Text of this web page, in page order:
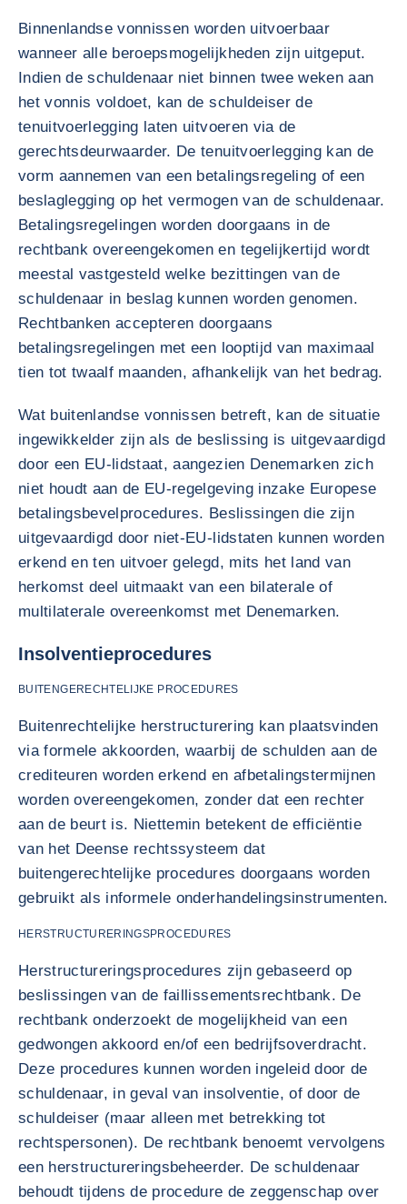
Binnenlandse vonnissen worden uitvoerbaar
wanneer alle beroepsmogelijkheden zijn uitgeput.
Indien de schuldenaar niet binnen twee weken aan
het vonnis voldoet, kan de schuldeiser de
tenuitvoerlegging laten uitvoeren via de
gerechtsdeurwaarder. De tenuitvoerlegging kan de
vorm aannemen van een betalingsregeling of een
beslaglegging op het vermogen van de schuldenaar.
Betalingsregelingen worden doorgaans in de
rechtbank overeengekomen en tegelijkertijd wordt
meestal vastgesteld welke bezittingen van de
schuldenaar in beslag kunnen worden genomen.
Rechtbanken accepteren doorgaans
betalingsregelingen met een looptijd van maximaal
tien tot twaalf maanden, afhankelijk van het bedrag.
Wat buitenlandse vonnissen betreft, kan de situatie
ingewikkelder zijn als de beslissing is uitgevaardigd
door een EU-lidstaat, aangezien Denemarken zich
niet houdt aan de EU-regelgeving inzake Europese
betalingsbevelprocedures. Beslissingen die zijn
uitgevaardigd door niet-EU-lidstaten kunnen worden
erkend en ten uitvoer gelegd, mits het land van
herkomst deel uitmaakt van een bilaterale of
multilaterale overeenkomst met Denemarken.
Insolventieprocedures
BUITENGERECHTELIJKE PROCEDURES
Buitenrechtelijke herstructurering kan plaatsvinden
via formele akkoorden, waarbij de schulden aan de
crediteuren worden erkend en afbetalingstermijnen
worden overeengekomen, zonder dat een rechter
aan de beurt is. Niettemin betekent de efficiëntie
van het Deense rechtssysteem dat
buitengerechtelijke procedures doorgaans worden
gebruikt als informele onderhandelingsinstrumenten.
HERSTRUCTURERINGSPROCEDURES
Herstructureringsprocedures zijn gebaseerd op
beslissingen van de faillissementsrechtbank. De
rechtbank onderzoekt de mogelijkheid van een
gedwongen akkoord en/of een bedrijfsoverdracht.
Deze procedures kunnen worden ingeleid door de
schuldenaar, in geval van insolventie, of door de
schuldeiser (maar alleen met betrekking tot
rechtspersonen). De rechtbank benoemt vervolgens
een herstructureringsbeheerder. De schuldenaar
behoudt tijdens de procedure de zeggenschap over